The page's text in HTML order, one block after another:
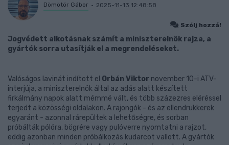
Dömötör Gábor 2025-11-13 12:48:58
Szólj hozzá!
Jogvédett alkotásnak számít a miniszterelnök rajza, a
gyártók sorra utasítják el a megrendeléseket.
Valóságos lavinát indított el Orbán Viktor november 10-i ATV-
interjúja, a miniszterelnök által az adás alatt készített
firkálmány napok alatt mémmé vált, és több százezres eléréssel
terjedt a közösségi oldalakon. A rajongók - és az ellendrukkerek
egyaránt - azonnal rárepültek a lehetőségre, és sorban
próbálták pólóra, bögrére vagy pulóverre nyomtatni a rajzot,
eddig azonban minden próbálkozás kudarcot vallott. A gyártók